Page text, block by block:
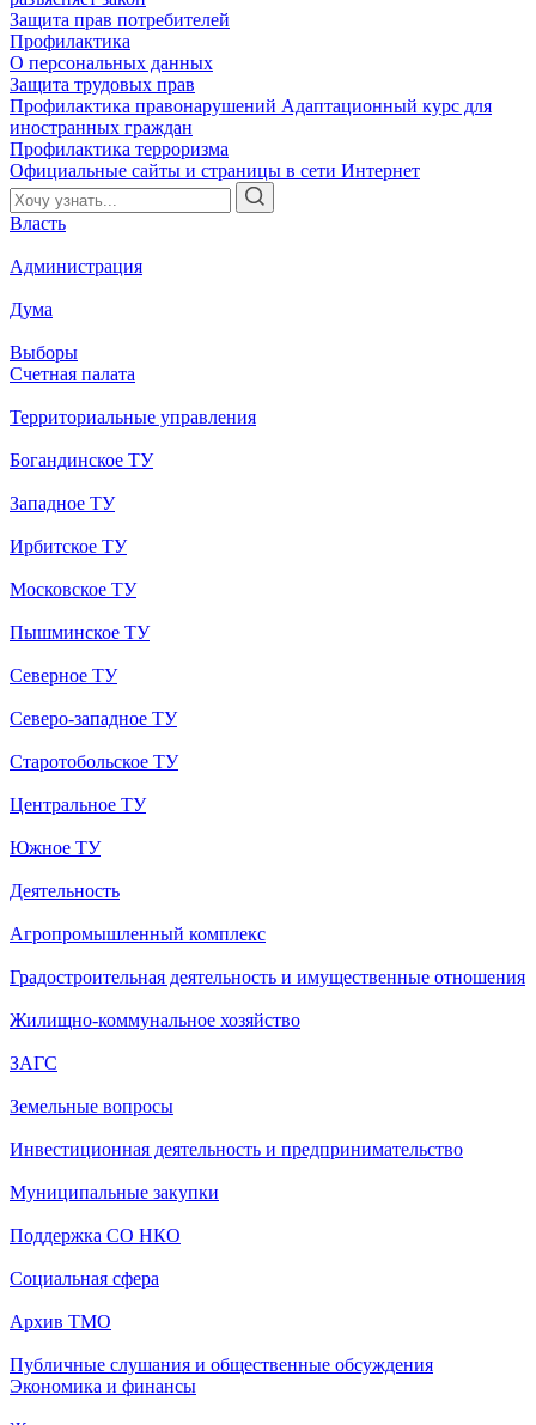
Защита прав потребителей
Профилактика
О персональных данных
Защита трудовых прав
Профилактика правонарушений Адаптационный курс для
иностранных граждан
Профилактика терроризма
Официальные сайты и страницы в сети Интернет
Власть
Администрация
Дума
Выборы
Счетная палата
Территориальные управления
Богандинское ТУ
Западное ТУ
Ирбитское ТУ
Московское ТУ
Пышминское ТУ
Северное ТУ
Северо-западное ТУ
Старотобольское ТУ
Центральное ТУ
Южное ТУ
Деятельность
Агропромышленный комплекс
Градостроительная деятельность и имущественные отношения
Жилищно-коммунальное хозяйство
ЗАГС
Земельные вопросы
Инвестиционная деятельность и предпринимательство
Муниципальные закупки
Поддержка СО НКО
Социальная сфера
Архив ТМО
Публичные слушания и общественные обсуждения
Экономика и финансы